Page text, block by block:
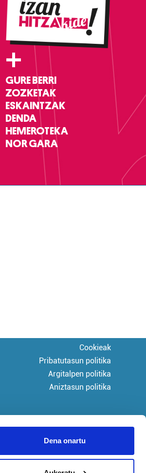
Dena onartu
+
GURE BERRI
ZOZKETAK
ESKAINTZAK
DENDA
HEMEROTEKA
NOR GARA
Cookieak
Pribatutasun politika
Argitalpen politika
Aniztasun politika